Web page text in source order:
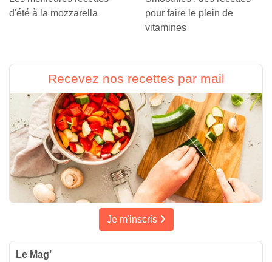
d'été à la mozzarella
pour faire le plein de
vitamines
Recevez nos recettes par mail
Je m'inscris
Le Mag’